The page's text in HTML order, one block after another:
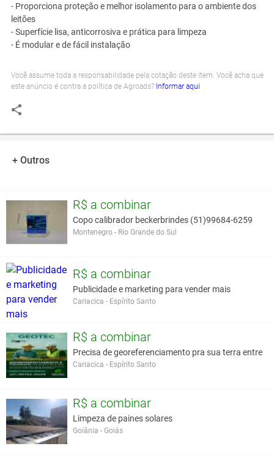
- Proporciona proteção e melhor isolamento para o ambiente dos
leitões
- Superfície lisa, anticorrosiva e prática para limpeza
- É modular e de fácil instalação
Você assume toda a responsabilidade pela cotação deste item. Você acha que
este anúncio é contra a política de Agroads? Informar aqui
+ Outros
R$ a combinar
Copo calibrador beckerbrindes (51)99684-6259
Montenegro - Rio Grande do Sul
R$ a combinar
Publicidade e marketing para vender mais
Cariacica - Espírito Santo
R$ a combinar
Precisa de georeferenciamento pra sua terra entre
Cariacica - Espírito Santo
R$ a combinar
Limpeza de paines solares
Goiânia - Goiás